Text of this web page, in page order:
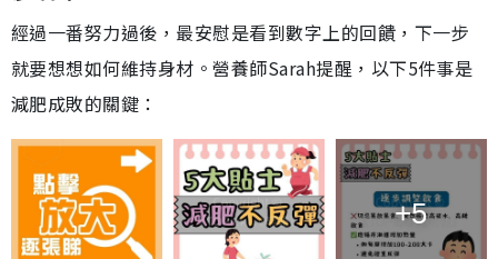
經過一番努力過後，最安慰是看到數字上的回饋，下一步
就要想想如何維持身材。營養師Sarah提醒，以下5件事是
減肥成敗的關鍵：
+5